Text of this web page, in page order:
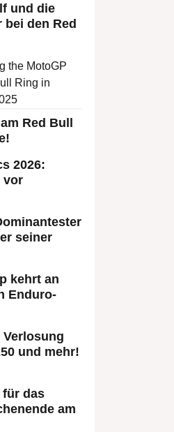
und die
bei den Red
Red Bull
2026:
vor
seiner
kehrt an
Enduro-
Verlosung
und mehr!
für das
am